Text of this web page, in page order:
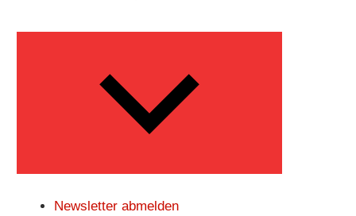
Newsletter abmelden